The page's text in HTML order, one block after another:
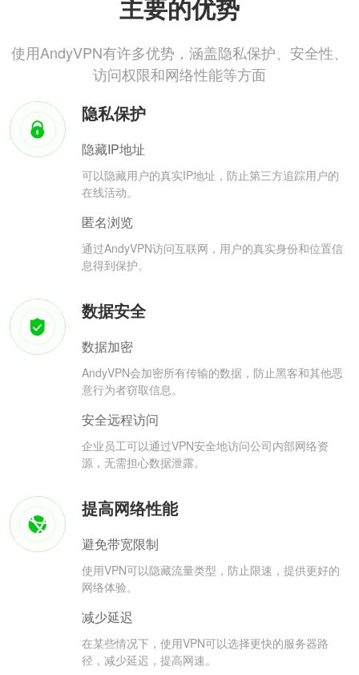
主要的优势
使用AndyVPN有许多优势，涵盖隐私保护、安全性、
访问权限和网络性能等方面
隐私保护
隐藏IP地址
可以隐藏用户的真实IP地址，防止第三方追踪用户的
在线活动。
匿名浏览
通过AndyVPN访问互联网，用户的真实身份和位置信
息得到保护。
数据安全
数据加密
AndyVPN会加密所有传输的数据，防止黑客和其他恶
意行为者窃取信息。
安全远程访问
企业员工可以通过VPN安全地访问公司内部网络资
源，无需担心数据泄露。
提高网络性能
避免带宽限制
使用VPN可以隐藏流量类型，防止限速，提供更好的
网络体验。
减少延迟
在某些情况下，使用VPN可以选择更快的服务器路
径，减少延迟，提高网速。